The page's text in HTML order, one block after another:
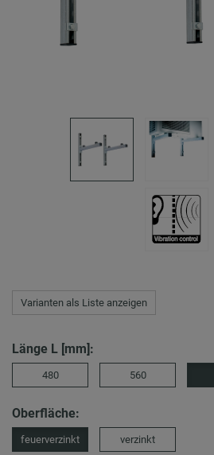
Varianten als Liste anzeigen
Länge L [mm]:
480 560
Oberfläche:
feuerverzinkt verzinkt